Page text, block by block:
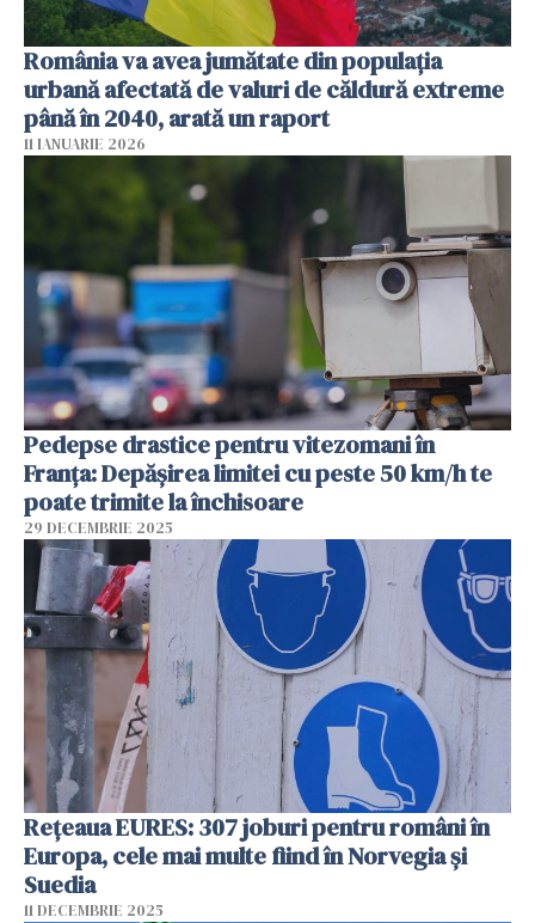
România va avea jumătate din populația
urbană afectată de valuri de căldură extreme
până în 2040, arată un raport
11 IANUARIE 2026
Pedepse drastice pentru vitezomani în
Franța: Depășirea limitei cu peste 50 km/h te
poate trimite la închisoare
29 DECEMBRIE 2025
Rețeaua EURES: 307 joburi pentru români în
Europa, cele mai multe fiind în Norvegia și
Suedia
11 DECEMBRIE 2025